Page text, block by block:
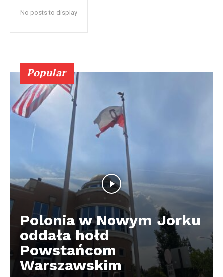
No posts to display
Popular
Polonia w Nowym Jorku
oddała hołd
Powstańcom
Warszawskim